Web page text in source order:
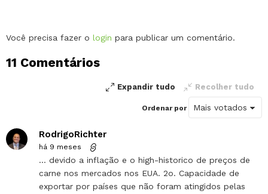
Deixe
comentário
Você precisa fazer o login para publicar um comentário.
11 Comentários
Expandir tudo Recolher tudo
Ordenar por
RodrigoRichter
há 9 meses
… devido a inflação e o high-historico de preços de
carne nos mercados nos EUA. 2o. Capacidade de
exportar por países que não foram atingidos pelas